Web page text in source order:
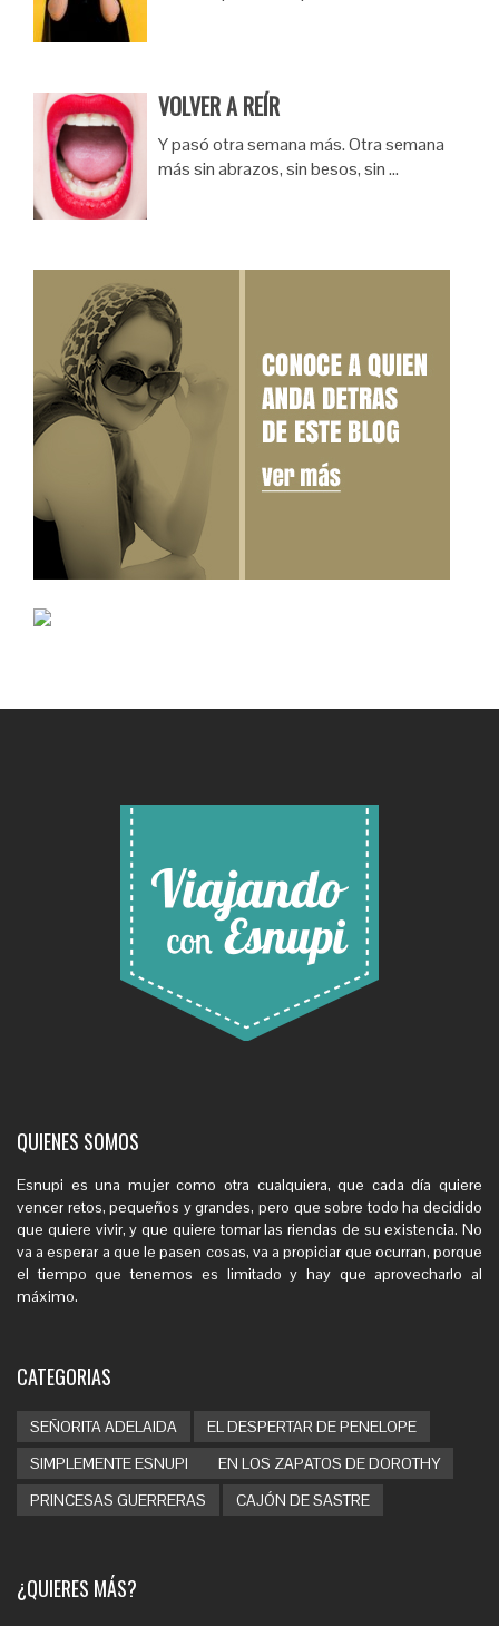
VOLVER A REÍR
Y pasó otra semana más. Otra semana
más sin abrazos, sin besos, sin …
QUIENES SOMOS
Esnupi es una mujer como otra cualquiera, que cada día quiere
vencer retos, pequeños y grandes, pero que sobre todo ha decidido
que quiere vivir, y que quiere tomar las riendas de su existencia. No
va a esperar a que le pasen cosas, va a propiciar que ocurran, porque
el tiempo que tenemos es limitado y hay que aprovecharlo al
máximo.
CATEGORIAS
SEÑORITA ADELAIDA
EL DESPERTAR DE PENELOPE
SIMPLEMENTE ESNUPI
EN LOS ZAPATOS DE DOROTHY
PRINCESAS GUERRERAS
CAJÓN DE SASTRE
¿QUIERES MÁS?